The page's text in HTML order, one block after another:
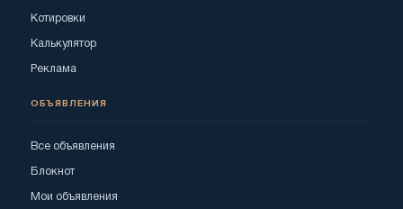
Котировки
Калькулятор
Реклама
ОБЪЯВЛЕНИЯ
Все объявления
Блокнот
Мои объявления